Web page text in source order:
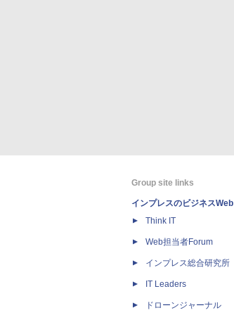
Group site links
インプレスのビジネスWeb
Think IT
Web担当者Forum
インプレス総合研究所
IT Leaders
ドローンジャーナル